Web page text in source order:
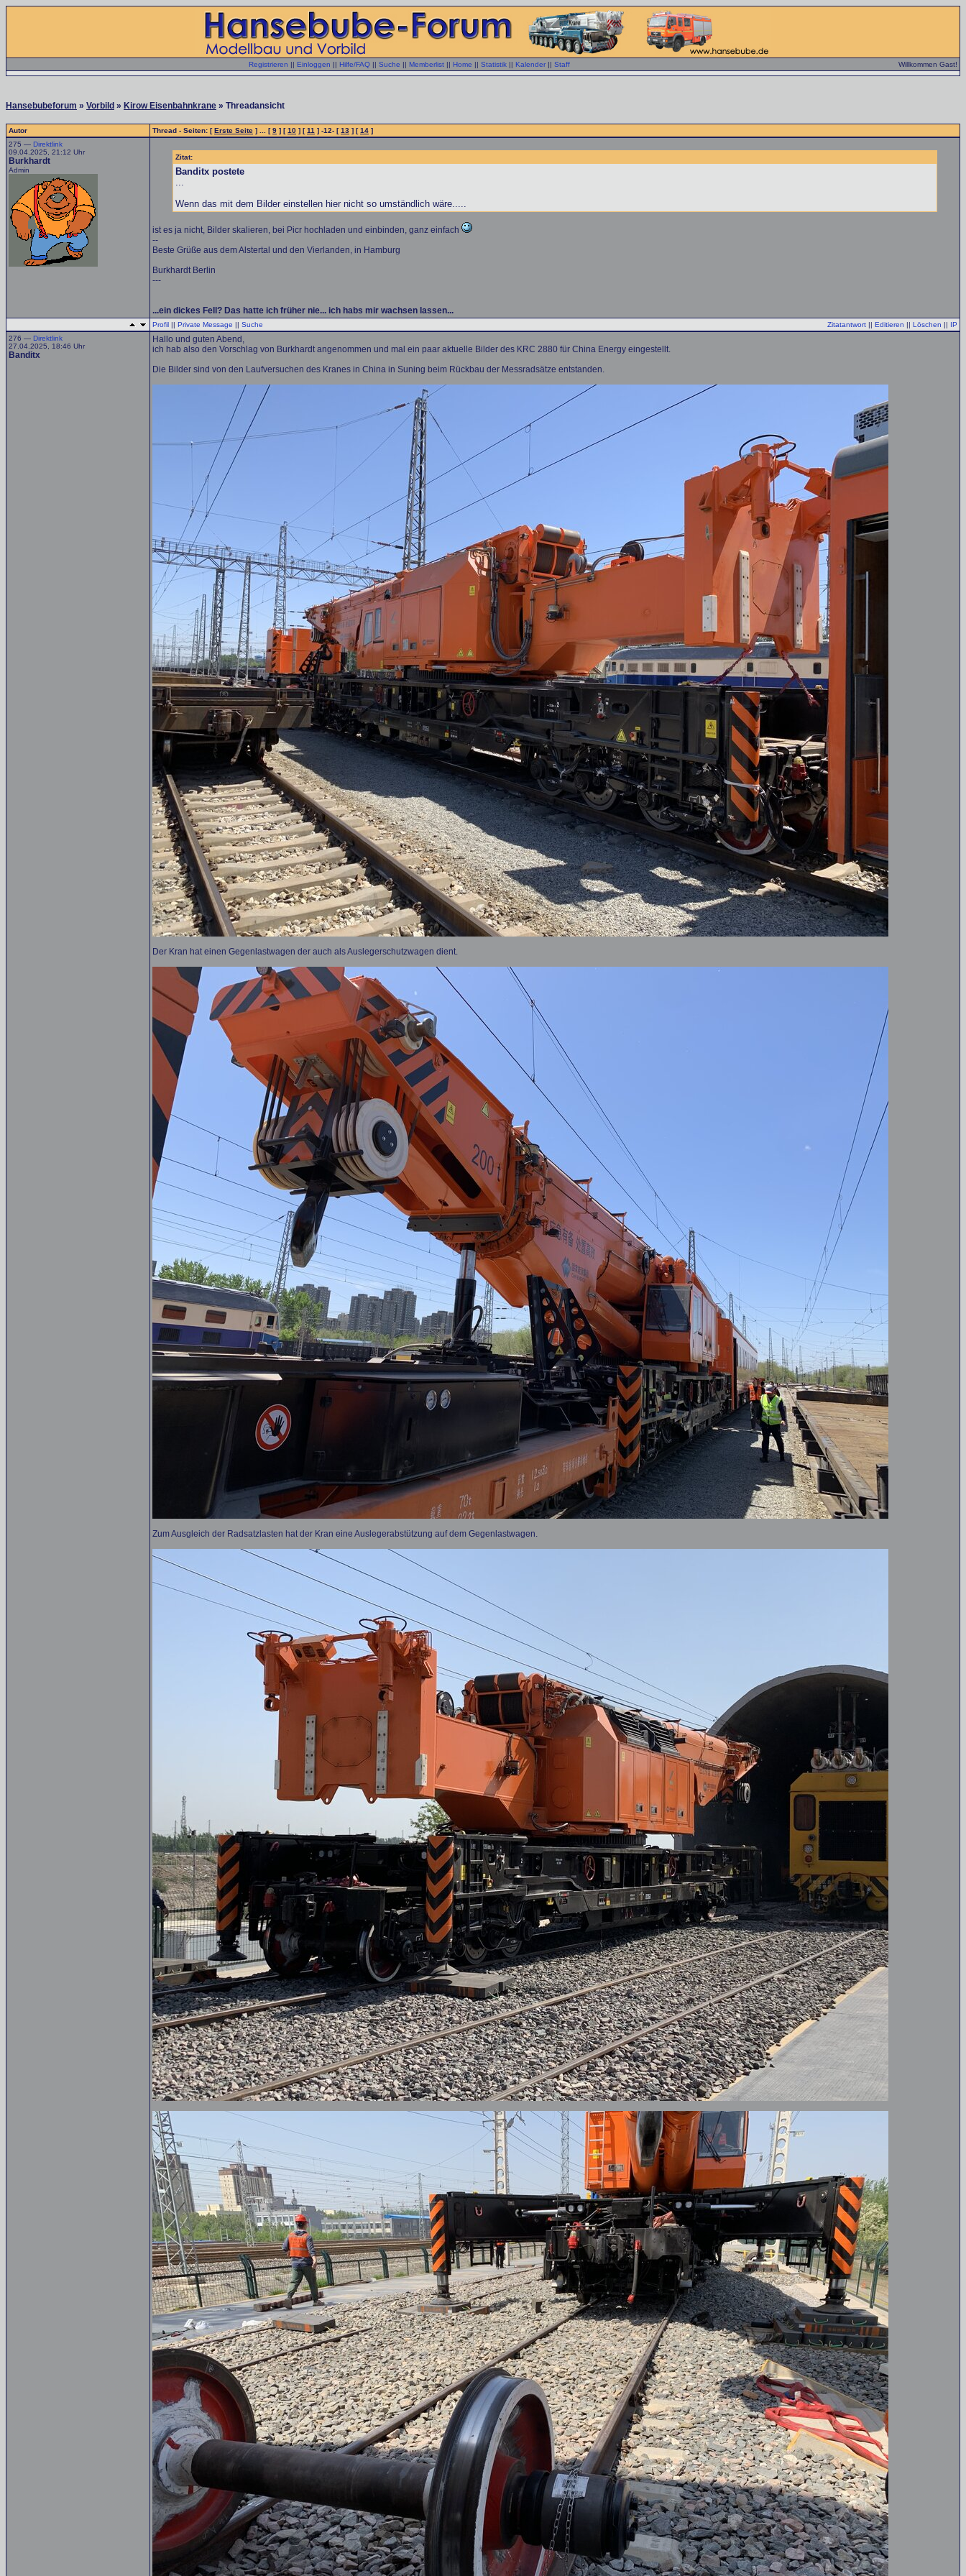
Registrieren || Einloggen || Hilfe/FAQ || Suche || Memberlist || Home || Statistik || Kalender || Staff Willkommen Gast!
Hansebubeforum » Vorbild » Kirow Eisenbahnkrane » Threadansicht
Autor Thread - Seiten: [Erste Seite ] ... [9 ] [10 ] [11 ] -12- [13 ] [14 ]
275 — Direktlink
09.04.2025, 21:12 Uhr
Burkhardt
Admin
Zitat:
Banditx postete
...
Wenn das mit dem Bilder einstellen hier nicht so umständlich wäre.....
ist es ja nicht, Bilder skalieren, bei Picr hochladen und einbinden, ganz einfach
--
Beste Grüße aus dem Alstertal und den Vierlanden, in Hamburg
Burkhardt Berlin
---
...ein dickes Fell? Das hatte ich früher nie... ich habs mir wachsen lassen...
Profil || Private Message || Suche Zitatantwort || Editieren || Löschen || IP
276 — Direktlink
27.04.2025, 18:46 Uhr
Banditx
Hallo und guten Abend,
ich hab also den Vorschlag von Burkhardt angenommen und mal ein paar aktuelle Bilder des KRC 2880 für China Energy eingestellt.
Die Bilder sind von den Laufversuchen des Kranes in China in Suning beim Rückbau der Messradsätze entstanden.
Der Kran hat einen Gegenlastwagen der auch als Auslegerschutzwagen dient.
Zum Ausgleich der Radsatzlasten hat der Kran eine Auslegerabstützung auf dem Gegenlastwagen.